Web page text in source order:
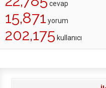
cevap
15,871 yorum
202,175 kullanıcı